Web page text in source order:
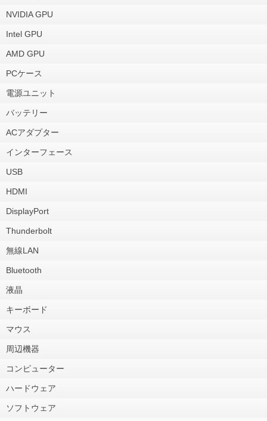
NVIDIA GPU
Intel GPU
AMD GPU
PCケース
電源ユニット
バッテリー
ACアダプター
インターフェース
USB
HDMI
DisplayPort
Thunderbolt
無線LAN
Bluetooth
液晶
キーボード
マウス
周辺機器
コンピューター
ハードウェア
ソフトウェア